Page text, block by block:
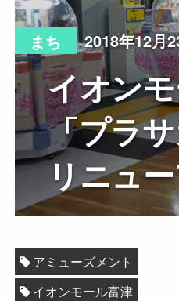
まち 2018年12月
イオン
「プラ
リニュ
アミューズメント
イオンモール富津